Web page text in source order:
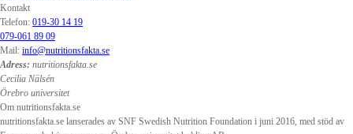
Kontakt
Telefon: 019-30 14 19
079-061 89 09
Mail: info@nutritionsfakta.se
Adress: nutritionsfakta.se
Cecilia Nälsén
Örebro universitet
Om nutritionsfakta.se
nutritionsfakta.se lanserades av SNF Swedish Nutrition Foundation i juni 2016, med stöd av